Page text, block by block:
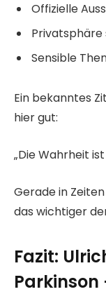
Offizielle
Sensible
Ein bekanntes
hier gut:
„Die Wahrheit
Gerade in
das wichtiger
Fazit: